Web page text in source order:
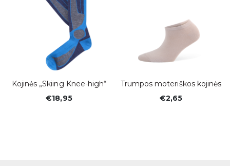
Kojinės „Skiing Knee-high“
€18,95
Trumpos moteriškos kojinės
€2,65